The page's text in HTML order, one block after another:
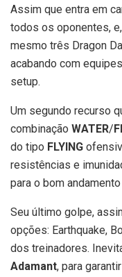
Assim que entra em
todos os oponentes,
mesmo três Dragon
acabando com
setup.
Um segundo recurso
combinação WATER/
do tipo FLYING
resistências e
para o bom
Seu último golpe,
opções: Earthquake,
dos treinadores.
Adamant, para